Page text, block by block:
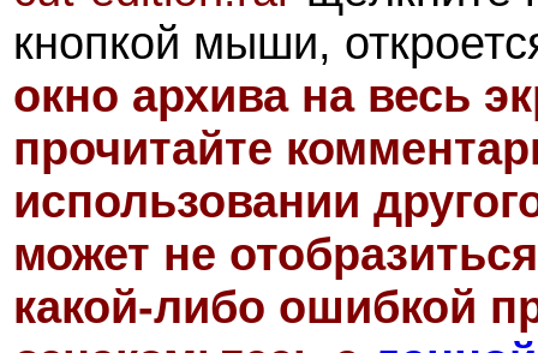
кнопкой мыши,
окно архива на весь
прочитайте
использовании
может не
какой-либо ошибкой